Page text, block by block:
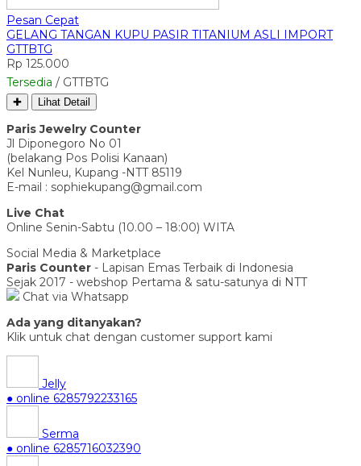
Pesan Cepat
GELANG TANGAN KUPU PASIR TITANIUM ASLI IMPORT
GTTBTG
Rp 125.000
Tersedia / GTTBTG
✚ Lihat Detail
Paris Jewelry Counter
Jl Diponegoro No 01
(belakang Pos Polisi Kanaan)
Kel Nunleu, Kupang -NTT 85119
E-mail : sophiekupang@gmail.com
Live Chat
Online Senin-Sabtu (10.00 – 18:00) WITA
Social Media & Marketplace
Paris Counter - Lapisan Emas Terbaik di Indonesia
Sejak 2017 - webshop Pertama & satu-satunya di NTT
Chat via Whatsapp
Ada yang ditanyakan?
Klik untuk chat dengan customer support kami
Jelly
● online 6285792233165
Serma
● online 6285716032390